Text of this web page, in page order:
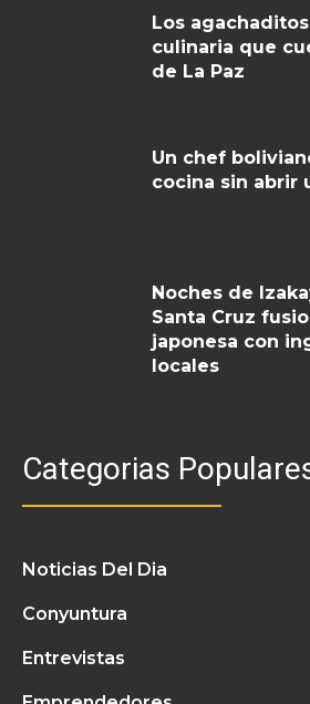
Los
culinaria que
de La Paz
Un chef
cocina sin abrir
Noches de
Santa Cruz
japonesa con
locales
Categorias
Noticias Del Dia
Conyuntura
Entrevistas